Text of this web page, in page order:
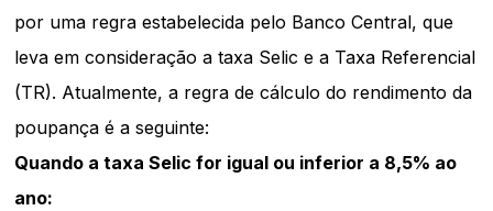
por uma regra estabelecida pelo Banco Central, que
leva em consideração a taxa Selic e a Taxa Referencial
(TR). Atualmente, a regra de cálculo do rendimento da
poupança é a seguinte:
Quando a taxa Selic for igual ou inferior a 8,5% ao
ano: